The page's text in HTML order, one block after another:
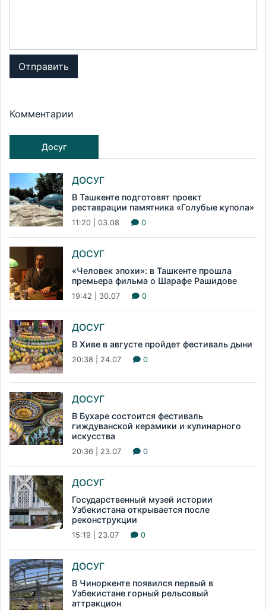
Отправить
Комментарии
Досуг
ДОСУГ
В Ташкенте подготовят проект
реставрации памятника «Голубые купола»
11:20 | 03.08 0
ДОСУГ
«Человек эпохи»: в Ташкенте прошла
премьера фильма о Шарафе Рашидове
19:42 | 30.07 0
ДОСУГ
В Хиве в августе пройдет фестиваль дыни
20:38 | 24.07 0
ДОСУГ
В Бухаре состоится фестиваль
гиждуванской керамики и кулинарного
искусства
20:36 | 23.07 0
ДОСУГ
Государственный музей истории
Узбекистана открывается после
реконструкции
15:19 | 23.07 0
ДОСУГ
В Чиноркенте появился первый в
Узбекистане горный рельсовый
аттракцион